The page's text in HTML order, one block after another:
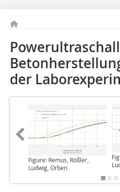
der
Figure: Remus, Rößler,
Ludwig, Orben